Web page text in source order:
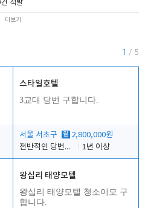
적발
더보기
1 / 5
스타일호텔
3교대 당번 구합니다.
서울 서초구 월 2,800,000원
전반적인 당번업무
1년 이상
왕십리 태양모텔
왕십리 태양모텔 청소이모 구
합니다.